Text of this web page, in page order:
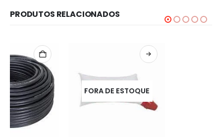
PRODUTOS RELACIONADOS
FORA DE ESTOQUE